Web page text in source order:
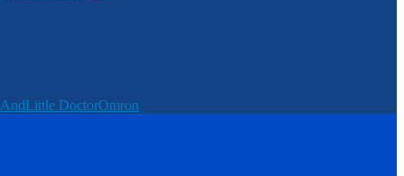
AndLittle DoctorOmron